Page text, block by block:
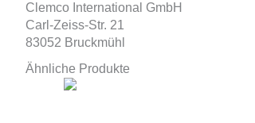
Clemco International GmbH
Carl-Zeiss-Str. 21
83052 Bruckmühl
Ähnliche Produkte